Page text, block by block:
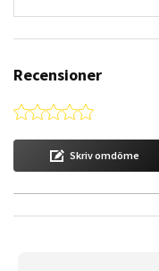
Recensioner
0.0 star rating
Skriv omdöme